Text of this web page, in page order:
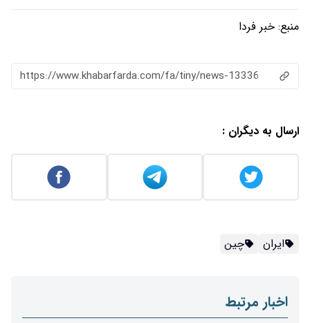
منبع: خبر فردا
https://www.khabarfarda.com/fa/tiny/news-13336
ارسال به دیگران :
ایران چین
اخبار مرتبط